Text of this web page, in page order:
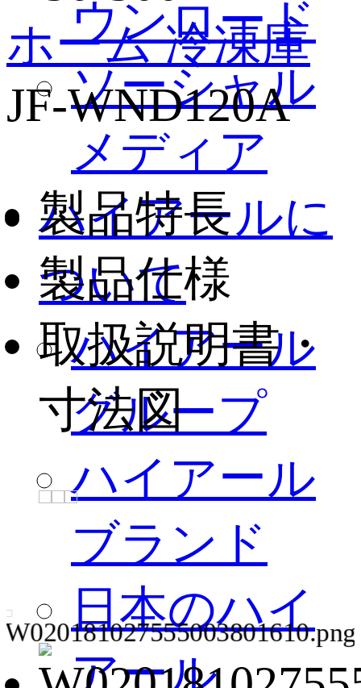
ウンロード
ソーシャル
メディア
ハイアールに
ついて
ハイアール
グループ
ハイアール
ブランド
日本のハイ
アール
ホーム冷凍庫
JF-WND120A
製品特長
製品仕様
取扱説明書・
寸法図